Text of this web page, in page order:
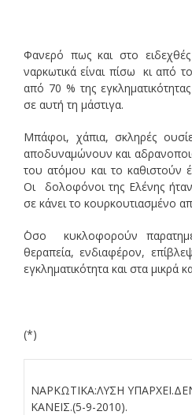
Φανερό πως και στο
ναρκωτικά είναι πίσω κι από
από 70 % της
σε αυτή τη μάστιγα.
Μπάφοι, χάπια, σκληρές
αποδυναμώνουν και
του ατόμου και το καθιστούν
Οι δολοφόνοι της Ελένης
σε κάνει το κουρκουτιασμένο
΄Οσο κυκλοφορούν
θεραπεία, ενδιαφέρον,
εγκληματικότητα και στα μικρά
(*)
ΝΑΡΚΩΤΙΚΑ:ΛΥΣΗ
ΚΑΝΕΙΣ.(5-9-2010).